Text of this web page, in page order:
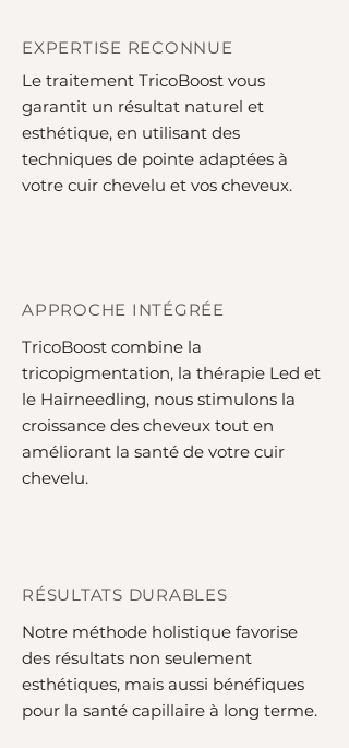
EXPERTISE RECONNUE
Le traitement TricoBoost vous
garantit un résultat naturel et
esthétique, en utilisant des
techniques de pointe adaptées à
votre cuir chevelu et vos cheveux.
APPROCHE INTÉGRÉE
TricoBoost combine la
tricopigmentation, la thérapie Led et
le Hairneedling, nous stimulons la
croissance des cheveux tout en
améliorant la santé de votre cuir
chevelu.
RÉSULTATS DURABLES
Notre méthode holistique favorise
des résultats non seulement
esthétiques, mais aussi bénéfiques
pour la santé capillaire à long terme.